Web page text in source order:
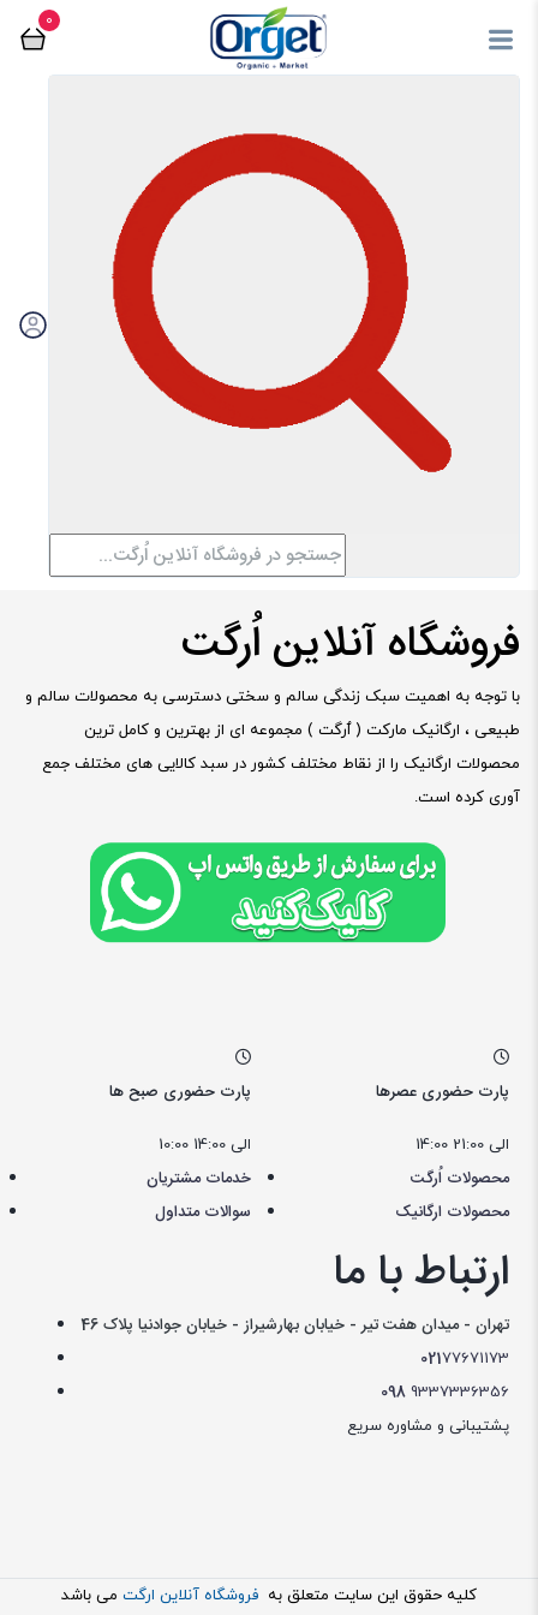
0
صبحانه شیرین
مرتب سازی بر اساس:
اولویت بندی گران‌ترین
فروشگاه آنلاین اُرگت
با توجه به اهمیت سبک زندگی سالم و سختی دسترسی به محصولات سالم و
طبیعی ، ارگانیک مارکت ( ٱرگت ) مجموعه ای از بهترین و کامل ترین
محصولات ارگانیک را از نقاط مختلف کشور در سبد کالایی های مختلف جمع
آوری کرده است.
پارت حضوری صبح ها
10:00 الی 14:00
پارت حضوری عصرها
14:00 الی 21:00
خدمات مشتریان
سوالات متداول
محصولات اُرگت
محصولات ارگانیک
ارتباط با ما
تهران - میدان هفت تیر - خیابان بهارشیراز - خیابان جوادنیا پلاک 46
02177671173
098 9337336356
پشتیبانی و مشاوره سریع
کليه حقوق اين سايت متعلق به فروشگاه آنلاین ارگت می باشد